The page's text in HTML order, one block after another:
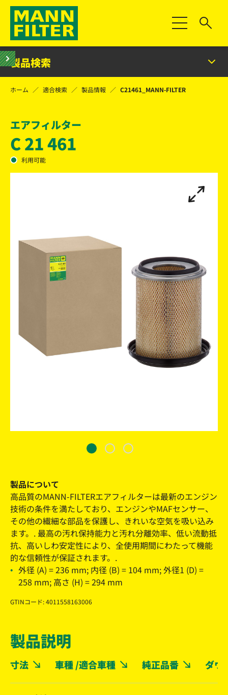
Toggle
製品検索
ホーム 適合検索 製品情報 C21461_MANN-FILTER
エアフィルター
C 21 461
利用可能
製品について
高品質のMANN-FILTERエアフィルターは最新のエンジン
技術の条件を満たしており、エンジンやMAFセンサー、
その他の繊細な部品を保護し、きれいな空気を吸い込み
ます。. 最高の汚れ保持能力と汚れ分離効率、低い流動抵
抗、高いしわ安定性により、全使用期間にわたって機能
的な信頼性が保証されます。.
外径 (A) = 236 mm; 内径 (B) = 104 mm; 外径1 (D) =
258 mm; 高さ (H) = 294 mm
GTINコード: 4011558163006
製品説明
寸法 車種 /適合車種 純正品番 ダウ